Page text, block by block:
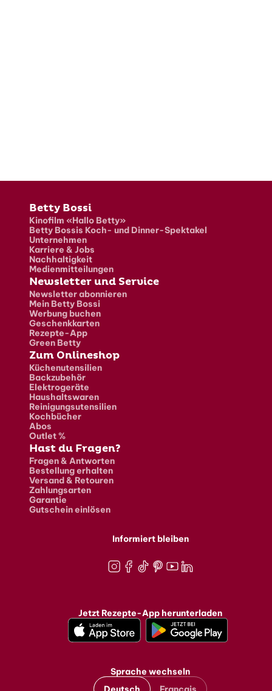
Fusszeile
Betty Bossi
Kinofilm «Hallo Betty»
Betty Bossis Koch- und Dinner-Spektakel
Unternehmen
Karriere & Jobs
Nachhaltigkeit
Medienmitteilungen
Newsletter und Service
Newsletter abonnieren
Mein Betty Bossi
Werbung buchen
Geschenkkarten
Rezepte-App
Green Betty
Zum Onlineshop
Küchenutensilien
Backzubehör
Elektrogeräte
Haushaltswaren
Reinigungsutensilien
Kochbücher
Abos
Outlet %
Hast du Fragen?
Fragen & Antworten
Bestellung erhalten
Versand & Retouren
Zahlungsarten
Garantie
Gutschein einlösen
Informiert bleiben
Jetzt Rezepte-App herunterladen
Sprache wechseln